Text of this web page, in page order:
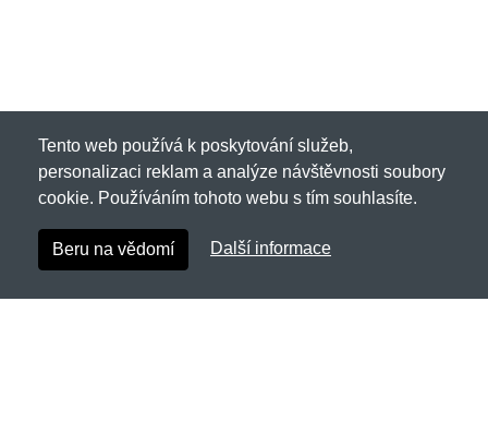
Tento web používá k poskytování služeb,
personalizaci reklam a analýze návštěvnosti soubory
cookie. Používáním tohoto webu s tím souhlasíte.
Beru na vědomí Další informace